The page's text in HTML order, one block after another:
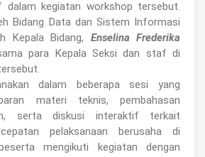
dalam kegiatan workshop tersebut.
Bidang Data dan Sistem Informasi
Kepala Bidang, Enselina Frederika
para Kepala Seksi dan staf di
dalam beberapa sesi yang
materi teknis, pembahasan
serta diskusi interaktif terkait
pelaksanaan berusaha di
mengikuti kegiatan dengan